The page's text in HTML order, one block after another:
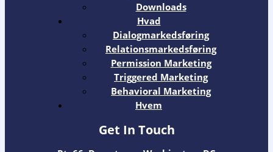
Downloads
Hvad
Dialogmarkedsføring
Relationsmarkedsføring
Permission Marketing
Triggered Marketing
Behavioral Marketing
Hvem
Get In Touch